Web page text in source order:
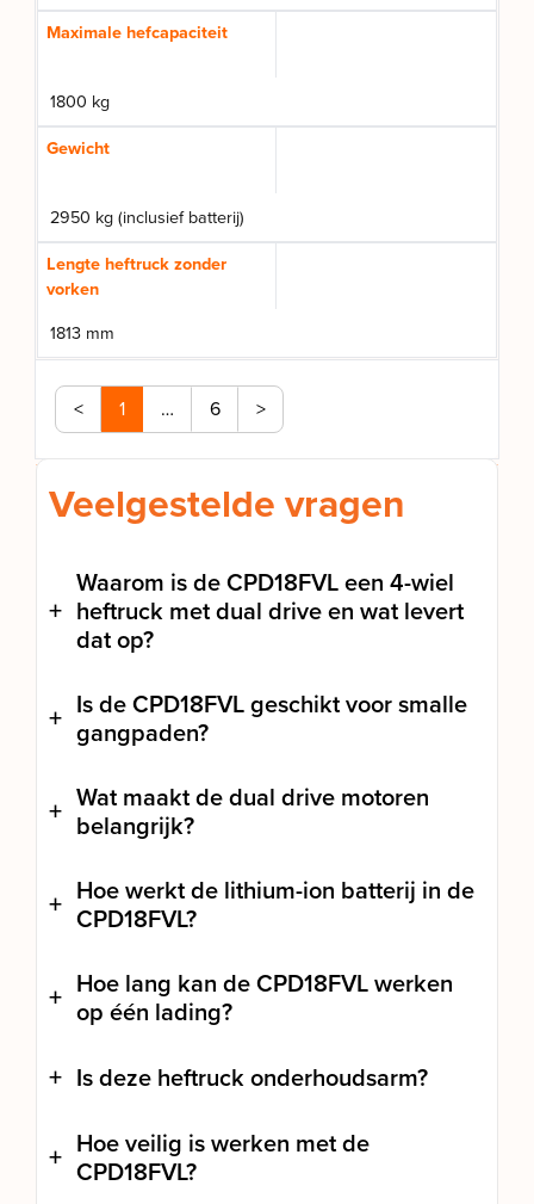
Maximale hefcapaciteit
1800 kg
Gewicht
2950 kg (inclusief batterij)
Lengte heftruck zonder
vorken
1813 mm
< 1 … 6 >
Veelgestelde vragen
Waarom is de CPD18FVL een 4-wiel
heftruck met dual drive en wat levert
dat op?
Is de CPD18FVL geschikt voor smalle
gangpaden?
Wat maakt de dual drive motoren
belangrijk?
Hoe werkt de lithium-ion batterij in de
CPD18FVL?
Hoe lang kan de CPD18FVL werken
op één lading?
Is deze heftruck onderhoudsarm?
Hoe veilig is werken met de
CPD18FVL?